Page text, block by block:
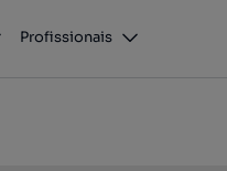
Profissionais